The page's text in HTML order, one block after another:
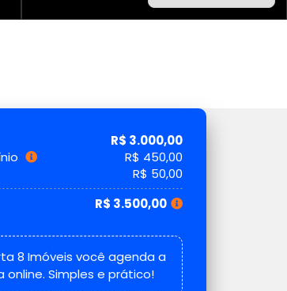
R$ 3.000,00
R$ 450,00
R$ 50,00
R$ 3.500,00
8 Imóveis você agenda a
online. Simples e prático!